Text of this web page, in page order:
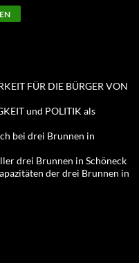
FÜR DIE BÜRGER VON
und POLITIK als
bei drei Brunnen in
drei Brunnen in Schöneck
der drei Brunnen in